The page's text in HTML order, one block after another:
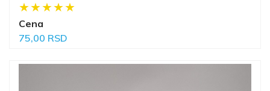
Cena
75,00 RSD